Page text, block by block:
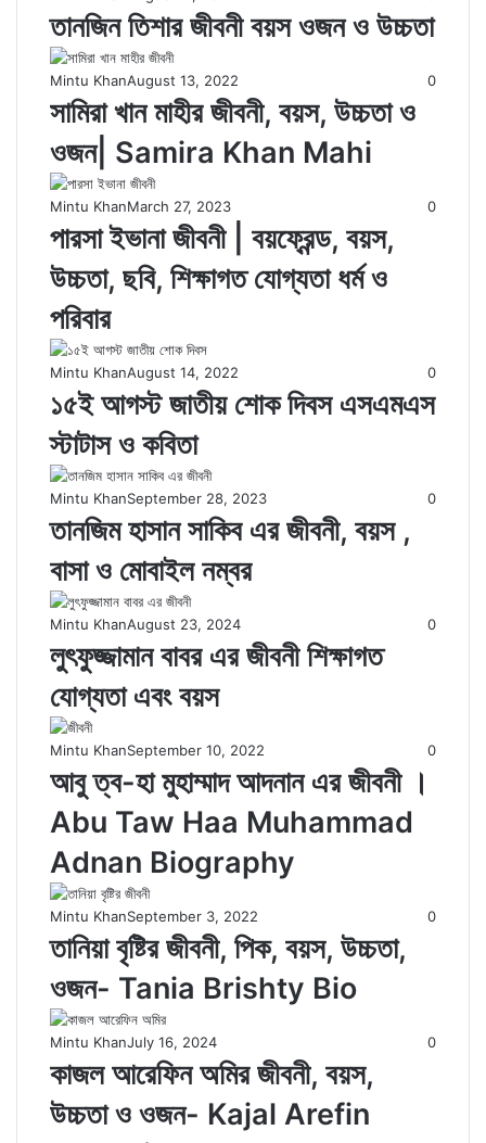
তানজিন তিশার জীবনী বয়স ওজন ও উচ্চতা
Mintu KhanAugust 13, 2022 0
সামিরা খান মাহীর জীবনী, বয়স, উচ্চতা ও
ওজন| Samira Khan Mahi
Mintu KhanMarch 27, 2023 0
পারসা ইভানা জীবনী | বয়ফ্রেন্ড, বয়স,
উচ্চতা, ছবি, শিক্ষাগত যোগ্যতা ধর্ম ও
পরিবার
Mintu KhanAugust 14, 2022 0
১৫ই আগস্ট জাতীয় শোক দিবস এসএমএস
স্টাটাস ও কবিতা
Mintu KhanSeptember 28, 2023 0
তানজিম হাসান সাকিব এর জীবনী, বয়স ,
বাসা ও মোবাইল নম্বর
Mintu KhanAugust 23, 2024 0
লুৎফুজ্জামান বাবর এর জীবনী শিক্ষাগত
যোগ্যতা এবং বয়স
Mintu KhanSeptember 10, 2022 0
আবু ত্ব-হা মুহাম্মাদ আদনান এর জীবনী ।
Abu Taw Haa Muhammad
Adnan Biography
Mintu KhanSeptember 3, 2022 0
তানিয়া বৃষ্টির জীবনী, পিক, বয়স, উচ্চতা,
ওজন- Tania Brishty Bio
Mintu KhanJuly 16, 2024 0
কাজল আরেফিন অমির জীবনী, বয়স,
উচ্চতা ও ওজন- Kajal Arefin